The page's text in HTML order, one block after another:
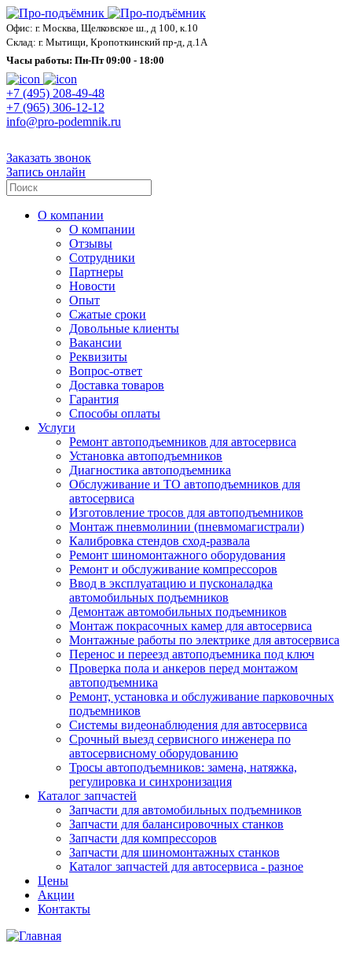
Офис: г. Москва, Щелковское ш., д 100, к.10
Склад: г. Мытищи, Кропоткинский пр-д, д.1А
Часы работы: Пн-Пт 09:00 - 18:00
+7 (495) 208-49-48
+7 (965) 306-12-12
info@pro-podemnik.ru
Заказать звонок
Запись онлайн
О компании
О компании
Отзывы
Сотрудники
Партнеры
Новости
Опыт
Сжатые сроки
Довольные клиенты
Вакансии
Реквизиты
Вопрос-ответ
Доставка товаров
Гарантия
Способы оплаты
Услуги
Ремонт автоподъемников для автосервиса
Установка автоподъемников
Диагностика автоподъемника
Обслуживание и ТО автоподъемников для
автосервиса
Изготовление тросов для автоподъемников
Монтаж пневмолинии (пневмомагистрали)
Калибровка стендов сход-развала
Ремонт шиномонтажного оборудования
Ремонт и обслуживание компрессоров
Ввод в эксплуатацию и пусконаладка
автомобильных подъемников
Демонтаж автомобильных подъемников
Монтаж покрасочных камер для автосервиса
Монтажные работы по электрике для автосервиса
Перенос и переезд автоподъемника под ключ
Проверка пола и анкеров перед монтажом
автоподъемника
Ремонт, установка и обслуживание парковочных
подъемников
Системы видеонаблюдения для автосервиса
Срочный выезд сервисного инженера по
автосервисному оборудованию
Тросы автоподъемников: замена, натяжка,
регулировка и синхронизация
Каталог запчастей
Запчасти для автомобильных подъемников
Запчасти для балансировочных станков
Запчасти для компрессоров
Запчасти для шиномонтажных станков
Каталог запчастей для автосервиса - разное
Цены
Акции
Контакты